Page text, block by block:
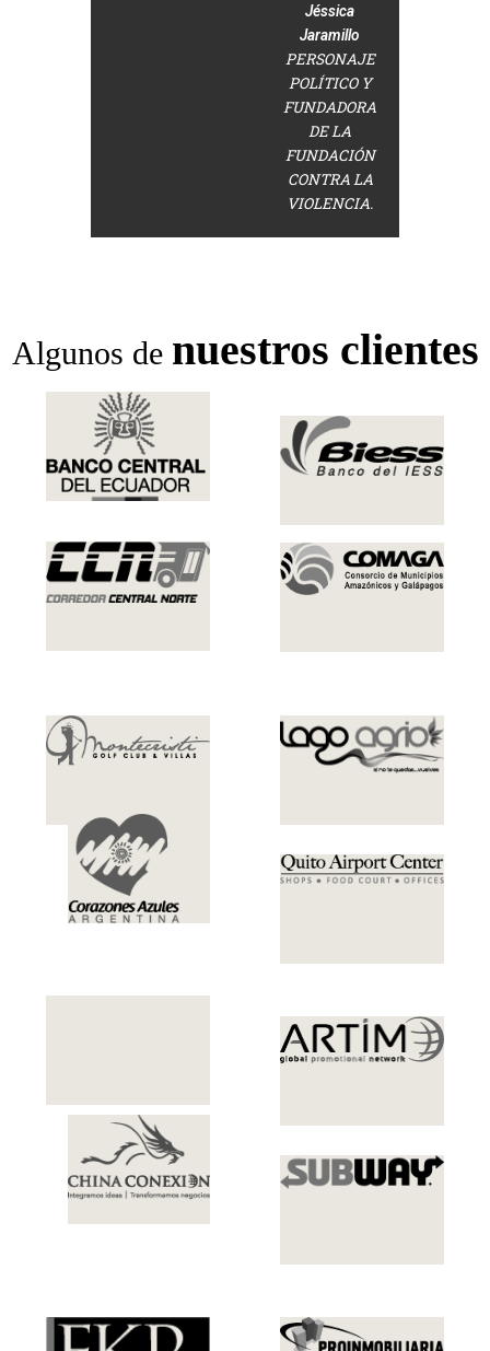
Jéssica
Jaramillo
PERSONAJE
POLÍTICO Y
FUNDADORA
DE LA
FUNDACIÓN
CONTRA LA
VIOLENCIA.
Algunos de nuestros clientes